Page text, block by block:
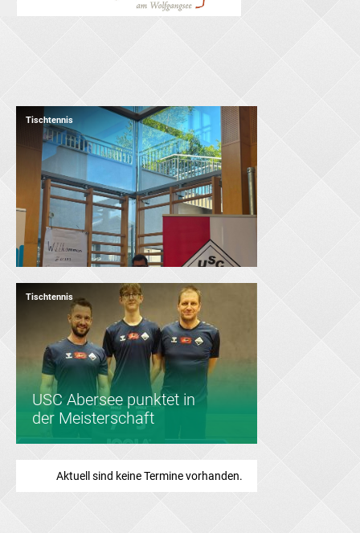
Tischtennis
Tischtennis
Saisonabschluss
Tischtennis
USC Abersee punktet in
der Meisterschaft
Aktuell sind keine Termine vorhanden.